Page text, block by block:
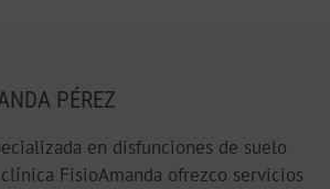
PÉREZ
en disfunciones de suelo
FisioAmanda ofrezco servicios